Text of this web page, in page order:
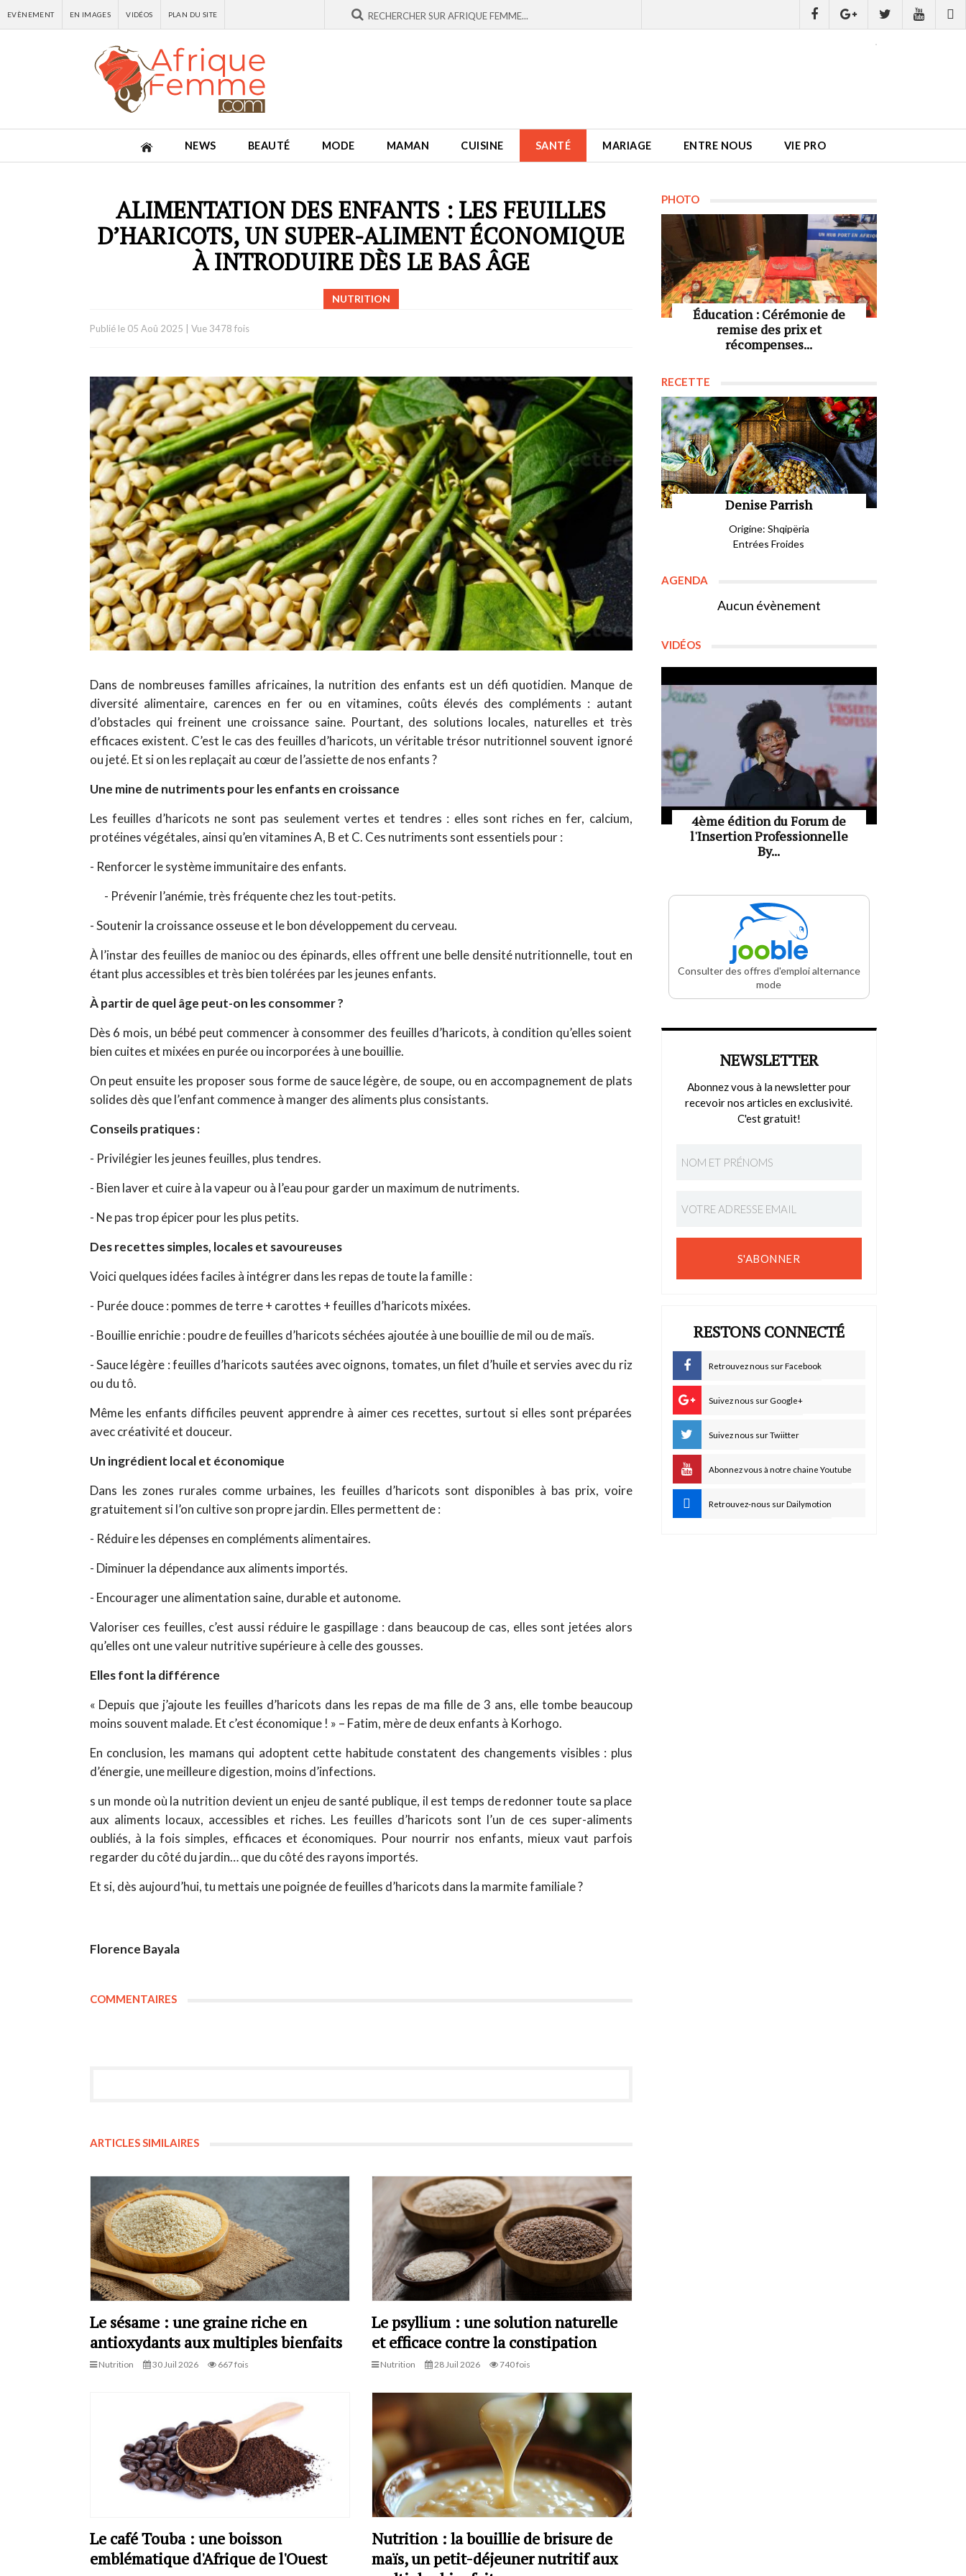
EVÈNEMENT EN IMAGES VIDÉOS PLAN DU SITE
NEWS BEAUTÉ MODE MAMAN CUISINE SANTÉ MARIAGE ENTRE NOUS VIE PRO
ALIMENTATION DES ENFANTS : LES FEUILLES
D’HARICOTS, UN SUPER-ALIMENT ÉCONOMIQUE
À INTRODUIRE DÈS LE BAS ÂGE
NUTRITION
Publié le 05 Aoû 2025 Vue 3478 fois
Dans de nombreuses familles africaines, la nutrition des enfants est un défi quotidien. Manque de
diversité alimentaire, carences en fer ou en vitamines, coûts élevés des compléments : autant
d’obstacles qui freinent une croissance saine. Pourtant, des solutions locales, naturelles et très
efficaces existent. C’est le cas des feuilles d’haricots, un véritable trésor nutritionnel souvent ignoré
ou jeté. Et si on les replaçait au cœur de l’assiette de nos enfants ?
Une mine de nutriments pour les enfants en croissance
Les feuilles d’haricots ne sont pas seulement vertes et tendres : elles sont riches en fer, calcium,
protéines végétales, ainsi qu’en vitamines A, B et C. Ces nutriments sont essentiels pour :
- Renforcer le système immunitaire des enfants.
- Prévenir l’anémie, très fréquente chez les tout-petits.
- Soutenir la croissance osseuse et le bon développement du cerveau.
À l’instar des feuilles de manioc ou des épinards, elles offrent une belle densité nutritionnelle, tout en
étant plus accessibles et très bien tolérées par les jeunes enfants.
À partir de quel âge peut-on les consommer ?
Dès 6 mois, un bébé peut commencer à consommer des feuilles d’haricots, à condition qu’elles soient
bien cuites et mixées en purée ou incorporées à une bouillie.
On peut ensuite les proposer sous forme de sauce légère, de soupe, ou en accompagnement de plats
solides dès que l’enfant commence à manger des aliments plus consistants.
Conseils pratiques :
- Privilégier les jeunes feuilles, plus tendres.
- Bien laver et cuire à la vapeur ou à l’eau pour garder un maximum de nutriments.
- Ne pas trop épicer pour les plus petits.
Des recettes simples, locales et savoureuses
Voici quelques idées faciles à intégrer dans les repas de toute la famille :
- Purée douce : pommes de terre + carottes + feuilles d’haricots mixées.
- Bouillie enrichie : poudre de feuilles d’haricots séchées ajoutée à une bouillie de mil ou de maïs.
- Sauce légère : feuilles d’haricots sautées avec oignons, tomates, un filet d’huile et servies avec du riz
ou du tô.
Même les enfants difficiles peuvent apprendre à aimer ces recettes, surtout si elles sont préparées
avec créativité et douceur.
Un ingrédient local et économique
Dans les zones rurales comme urbaines, les feuilles d’haricots sont disponibles à bas prix, voire
gratuitement si l’on cultive son propre jardin. Elles permettent de :
- Réduire les dépenses en compléments alimentaires.
- Diminuer la dépendance aux aliments importés.
- Encourager une alimentation saine, durable et autonome.
Valoriser ces feuilles, c’est aussi réduire le gaspillage : dans beaucoup de cas, elles sont jetées alors
qu’elles ont une valeur nutritive supérieure à celle des gousses.
Elles font la différence
« Depuis que j’ajoute les feuilles d’haricots dans les repas de ma fille de 3 ans, elle tombe beaucoup
moins souvent malade. Et c’est économique ! » – Fatim, mère de deux enfants à Korhogo.
En conclusion, les mamans qui adoptent cette habitude constatent des changements visibles : plus
d’énergie, une meilleure digestion, moins d’infections.
s un monde où la nutrition devient un enjeu de santé publique, il est temps de redonner toute sa place
aux aliments locaux, accessibles et riches. Les feuilles d’haricots sont l’un de ces super-aliments
oubliés, à la fois simples, efficaces et économiques. Pour nourrir nos enfants, mieux vaut parfois
regarder du côté du jardin… que du côté des rayons importés.
Et si, dès aujourd’hui, tu mettais une poignée de feuilles d’haricots dans la marmite familiale ?
Florence Bayala
COMMENTAIRES
ARTICLES SIMILAIRES
Le sésame : une graine riche en
antioxydants aux multiples bienfaits
Nutrition 30 Juil 2026 667 fois
Le psyllium : une solution naturelle
et efficace contre la constipation
Nutrition 28 Juil 2026 740 fois
Le café Touba : une boisson
emblématique d'Afrique de l'Ouest
Nutrition : la bouillie de brisure de
maïs, un petit-déjeuner nutritif aux
PHOTO
Éducation : Cérémonie de
remise des prix et
récompenses...
RECETTE
Denise Parrish
Origine: Shqipëria
Entrées Froides
AGENDA
Aucun évènement
VIDÉOS
4ème édition du Forum de
l'Insertion Professionnelle
By...
Consulter des offres d'emploi alternance
mode
NEWSLETTER
Abonnez vous à la newsletter pour
recevoir nos articles en exclusivité.
C'est gratuit!
S'ABONNER
RESTONS CONNECTÉ
Retrouvez nous sur Facebook
Suivez nous sur Google+
Suivez nous sur Twiitter
Abonnez vous à notre chaine Youtube
Retrouvez-nous sur Dailymotion